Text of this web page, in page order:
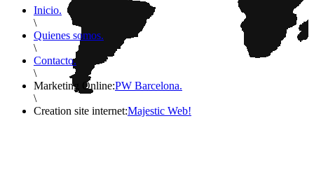
Inicio.
\
Quienes somos.
\
Contacto.
\
Marketing Online:PW Barcelona.
\
Creation site internet:Majestic Web!